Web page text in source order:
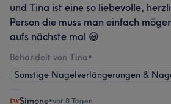
und Tina ist eine so liebevolle,
Person die muss man einfach
aufs nächste mal 😃
Behandelt von Tina•
Sonstige Nagelverlängerungen &
Simone•vor 8 Tagen